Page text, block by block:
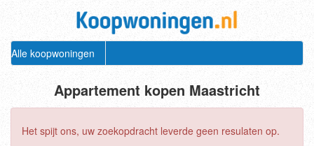
Alle koopwoningen
Appartement kopen Maastricht
Het spijt ons, uw zoekopdracht leverde geen resulaten op.